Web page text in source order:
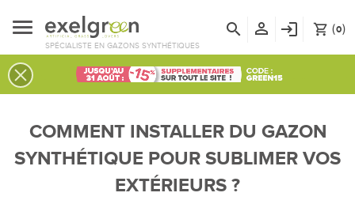
SPÉCIALISTE EN GAZONS SYNTHÉTIQUES
shopping_cart (0)
login
person_outline
search
COMMENT INSTALLER DU GAZON
SYNTHÉTIQUE POUR SUBLIMER VOS
EXTÉRIEURS ?